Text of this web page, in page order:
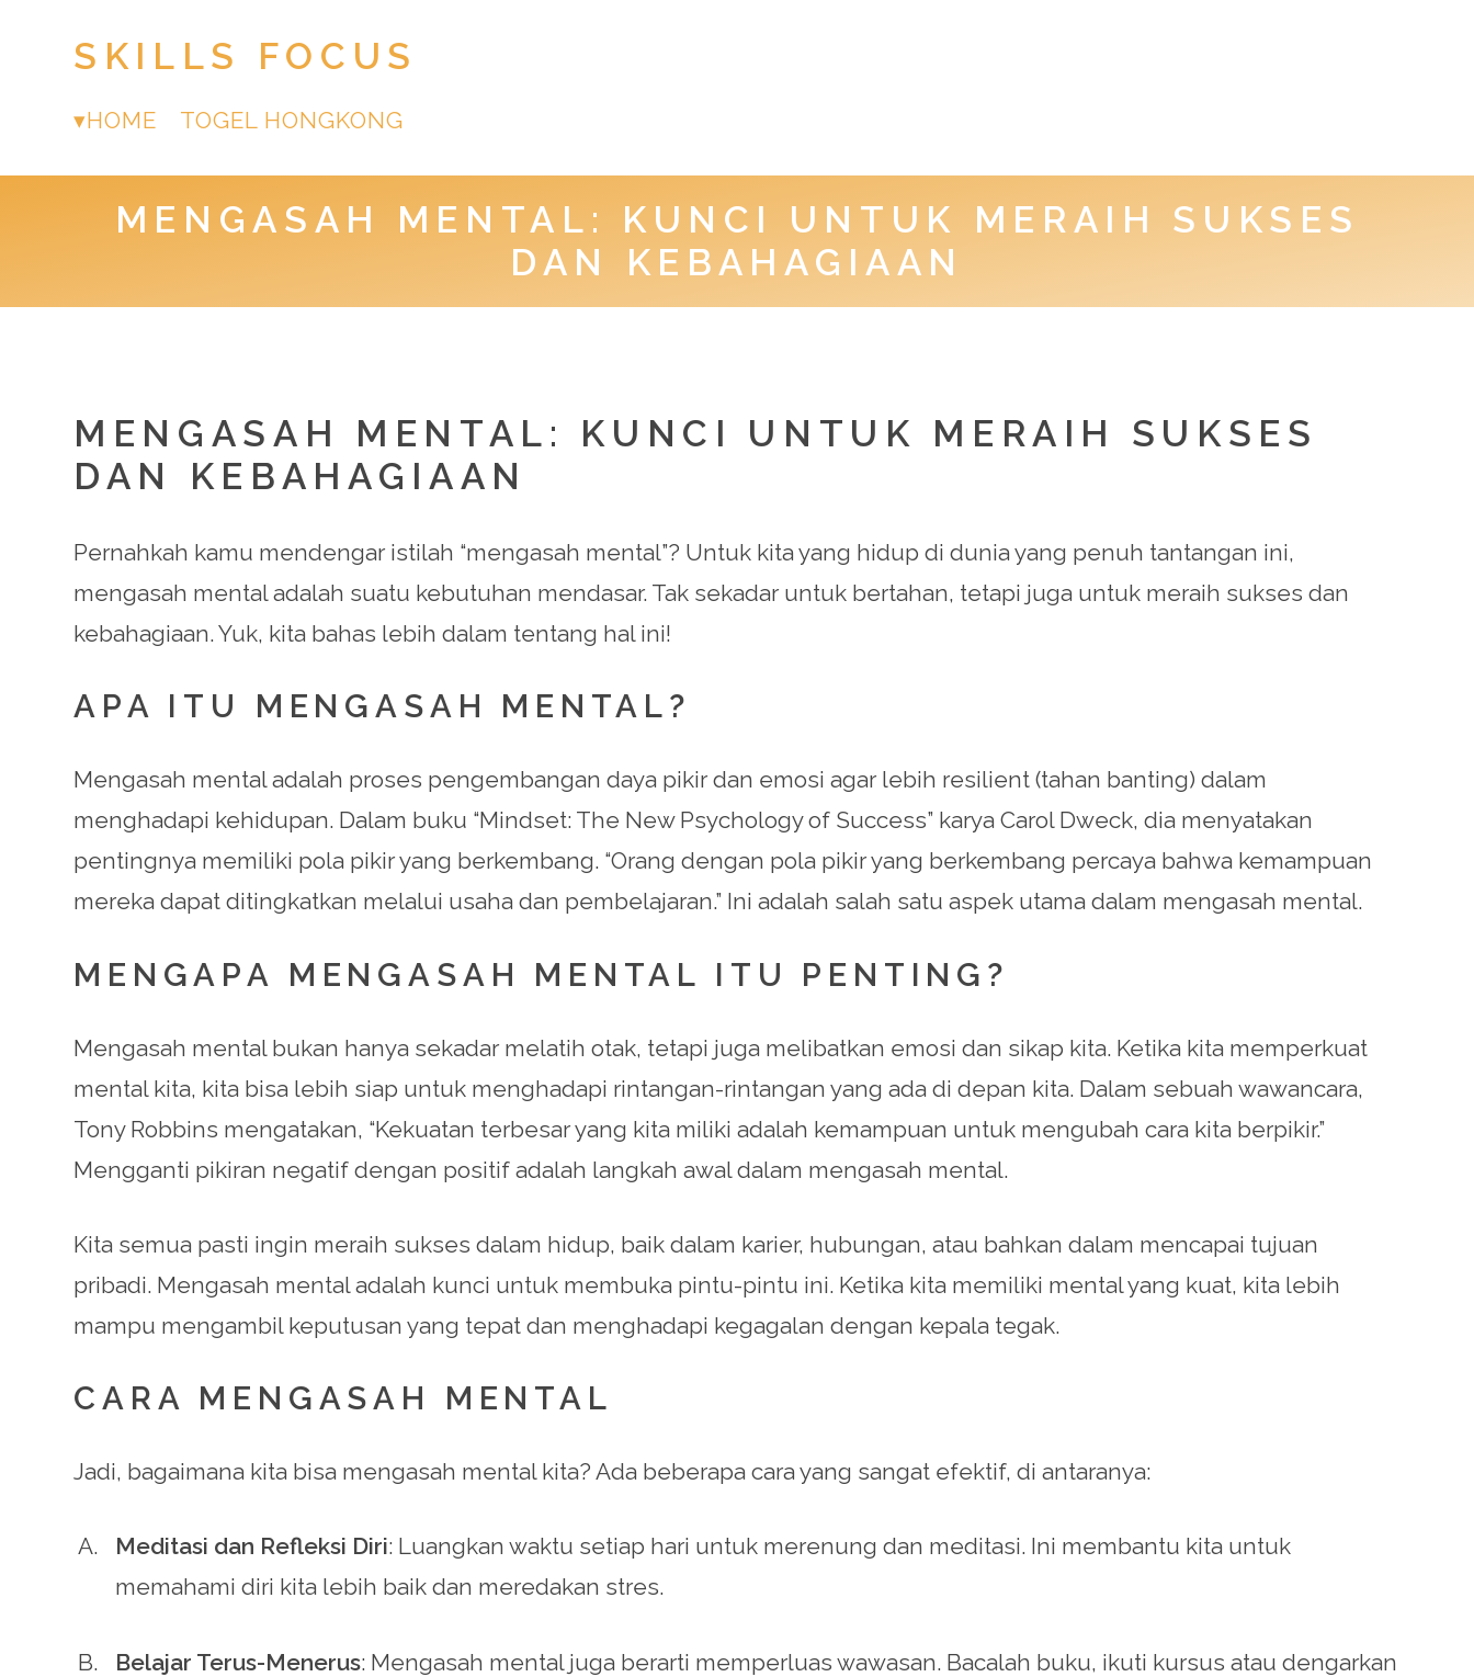
SKILLS FOCUS
HOME TOGEL HONGKONG
MENGASAH MENTAL: KUNCI UNTUK MERAIH SUKSES
DAN KEBAHAGIAAN
MENGASAH MENTAL: KUNCI UNTUK MERAIH SUKSES
DAN KEBAHAGIAAN
Pernahkah kamu mendengar istilah “mengasah mental”? Untuk kita yang hidup di dunia yang penuh tantangan ini,
mengasah mental adalah suatu kebutuhan mendasar. Tak sekadar untuk bertahan, tetapi juga untuk meraih sukses dan
kebahagiaan. Yuk, kita bahas lebih dalam tentang hal ini!
APA ITU MENGASAH MENTAL?
Mengasah mental adalah proses pengembangan daya pikir dan emosi agar lebih resilient (tahan banting) dalam
menghadapi kehidupan. Dalam buku “Mindset: The New Psychology of Success” karya Carol Dweck, dia menyatakan
pentingnya memiliki pola pikir yang berkembang. “Orang dengan pola pikir yang berkembang percaya bahwa kemampuan
mereka dapat ditingkatkan melalui usaha dan pembelajaran.” Ini adalah salah satu aspek utama dalam mengasah mental.
MENGAPA MENGASAH MENTAL ITU PENTING?
Mengasah mental bukan hanya sekadar melatih otak, tetapi juga melibatkan emosi dan sikap kita. Ketika kita memperkuat
mental kita, kita bisa lebih siap untuk menghadapi rintangan-rintangan yang ada di depan kita. Dalam sebuah wawancara,
Tony Robbins mengatakan, “Kekuatan terbesar yang kita miliki adalah kemampuan untuk mengubah cara kita berpikir.”
Mengganti pikiran negatif dengan positif adalah langkah awal dalam mengasah mental.
Kita semua pasti ingin meraih sukses dalam hidup, baik dalam karier, hubungan, atau bahkan dalam mencapai tujuan
pribadi. Mengasah mental adalah kunci untuk membuka pintu-pintu ini. Ketika kita memiliki mental yang kuat, kita lebih
mampu mengambil keputusan yang tepat dan menghadapi kegagalan dengan kepala tegak.
CARA MENGASAH MENTAL
Jadi, bagaimana kita bisa mengasah mental kita? Ada beberapa cara yang sangat efektif, di antaranya:
Meditasi dan Refleksi Diri: Luangkan waktu setiap hari untuk merenung dan meditasi. Ini membantu kita untuk
memahami diri kita lebih baik dan meredakan stres.
Belajar Terus-Menerus: Mengasah mental juga berarti memperluas wawasan. Bacalah buku, ikuti kursus atau dengarkan